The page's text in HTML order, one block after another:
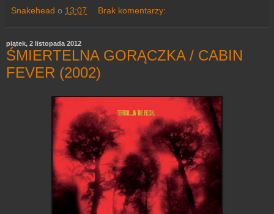
Snakehead o 13:07 Brak komentarzy:
piątek, 2 listopada 2012
ŚMIERTELNA GORĄCZKA / CABIN
FEVER (2002)